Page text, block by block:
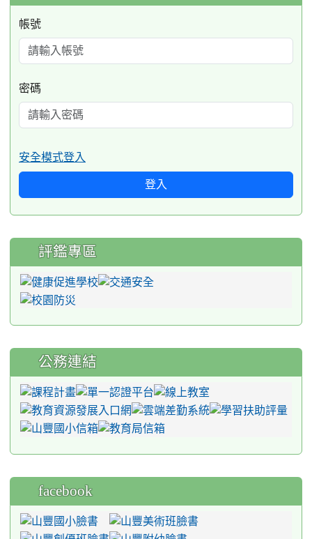
帳號
密碼
安全模式登入
登入
評鑑專區
公務連結
facebook